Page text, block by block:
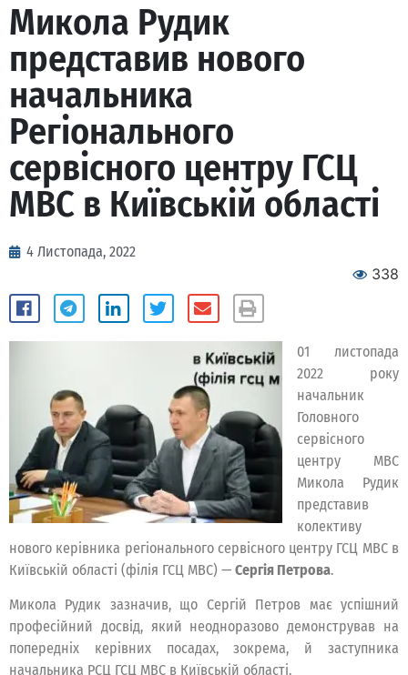
Микола Рудик
представив нового
начальника
Регіонального
сервісного центру ГСЦ
МВС в Київській області
4 Листопада, 2022
338
01 листопада
2022 року
начальник
Головного
сервісного
центру МВС
Микола Рудик
представив
колективу
нового керівника регіонального сервісного центру ГСЦ МВС в
Київській області (філія ГСЦ МВС) — Сергія Петрова.
Микола Рудик зазначив, що Сергій Петров має успішний
професійний досвід, який неодноразово демонстрував на
попередніх керівних посадах, зокрема, й заступника
начальника РСЦ ГСЦ МВС в Київській області.